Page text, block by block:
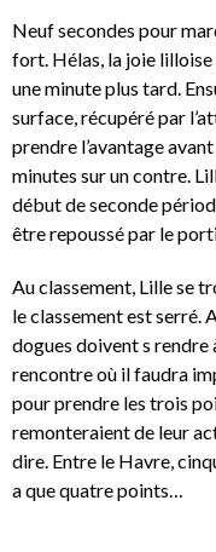
Neuf secondes pour
fort. Hélas, la joie lilloise
une minute plus tard.
surface, récupéré par
prendre l’avantage
minutes sur un contre.
début de seconde
être repoussé par le
Au classement, Lille se
le classement est serré.
dogues doivent s rendre
rencontre où il faudra
pour prendre les trois
remonteraient de leur
dire. Entre le Havre,
a que quatre points…